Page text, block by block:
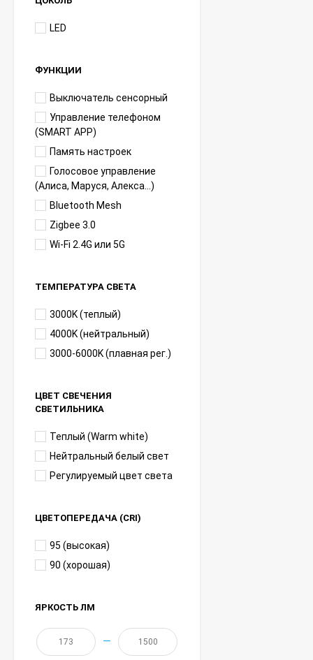
LED
ФУНКЦИИ
Выключатель сенсорный
Управление телефоном
(SMART APP)
Память настроек
Голосовое управление
(Алиса, Маруся, Алекса...)
Bluetooth Mesh
Zigbee 3.0
Wi-Fi 2.4G или 5G
ТЕМПЕРАТУРА СВЕТА
3000K (теплый)
4000K (нейтральный)
3000-6000K (плавная рег.)
ЦВЕТ СВЕЧЕНИЯ
СВЕТИЛЬНИКА
Теплый (Warm white)
Нейтральный белый свет
Регулируемый цвет света
ЦВЕТОПЕРЕДАЧА (CRI)
95 (высокая)
90 (хорошая)
ЯРКОСТЬ ЛМ
—